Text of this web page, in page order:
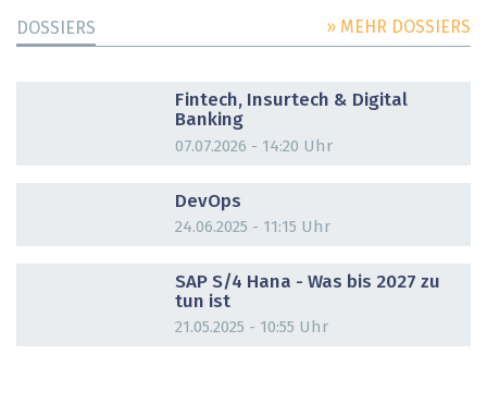
DOSSIERS » MEHR DOSSIERS
Fintech, Insurtech & Digital
Banking
07.07.2026 - 14:20 Uhr
DevOps
24.06.2025 - 11:15 Uhr
SAP S/4 Hana - Was bis 2027 zu
tun ist
21.05.2025 - 10:55 Uhr